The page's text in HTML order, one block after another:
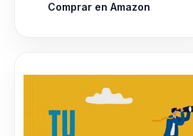
Comprar en Amazon